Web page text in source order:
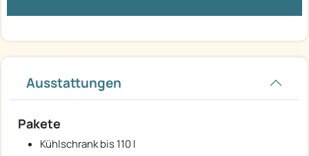
Ausstattungen
Pakete
Kühlschrank bis 110 l